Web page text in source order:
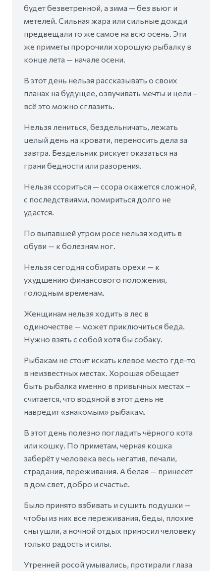
будет безветренной, а зима — без вьюг и
метелей. Сильная жара или сильные дожди
предвещали то же самое на всю осень. Эти
же приметы пророчили хорошую рыбалку в
конце лета — начале осени.
В этот день нельзя рассказывать о своих
планах на будущее, озвучивать мечты и цели –
всё это можно сглазить.
Нельзя лениться, бездельничать, лежать
целый день на кровати, переносить дела за
завтра. Бездельник рискует оказаться на
грани бедности или разорения.
Нельзя ссориться — ссора окажется сложной,
с последствиями, помириться долго не
удастся.
По выпавшей утром росе нельзя ходить в
обуви — к болезням ног.
Нельзя сегодня собирать орехи — к
ухудшению финансового положения,
голодным временам.
Женщинам нельзя ходить в лес в
одиночестве — может приключиться беда.
Нужно взять с собой хотя бы собаку.
Рыбакам не стоит искать клевое место где-то
в неизвестных местах. Хорошая обещает
быть рыбалка именно в привычных местах –
считается, что водяной в этот день не
навредит «знакомым» рыбакам.
В этот день полезно погладить чёрного кота
или кошку. По приметам, черная кошка
заберёт у человека весь негатив, печали,
страдания, переживания. А белая — принесёт
в дом свет, добро и счастье.
Было принято взбивать и сушить подушки —
чтобы из них все переживания, беды, плохие
сны ушли, а ночной отдых приносил человеку
только радость и силы.
Утренней росой умывались, протирали глаза